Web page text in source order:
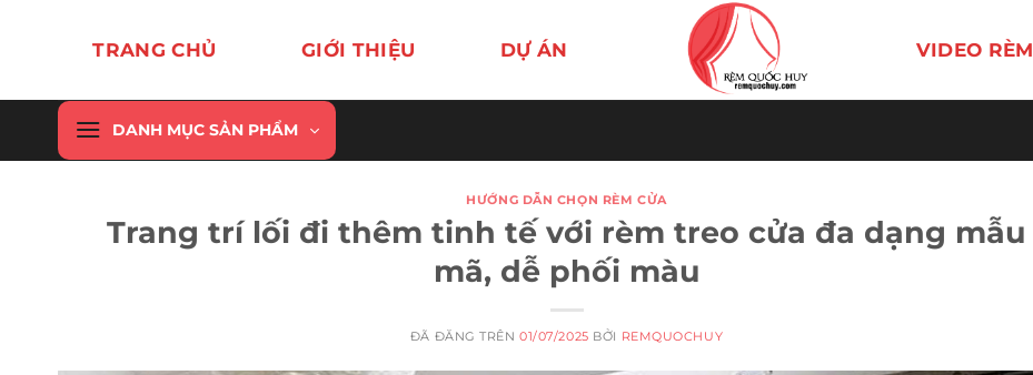
dung
TRANG CHỦ GIỚI THIỆU DỰ ÁN VIDEO RÈM
DANH MỤC SẢN PHẨM
HƯỚNG DẪN CHỌN RÈM CỬA
Trang trí lối đi thêm tinh tế với rèm treo cửa đa dạng mẫu
mã, dễ phối màu
ĐÃ ĐĂNG TRÊN01/07/2025 BỞI REMQUOCHUY